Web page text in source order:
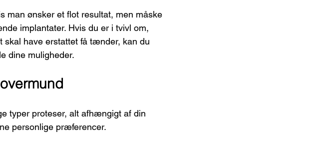
man ønsker et flot resultat, men måske
implantater. Hvis du er i tvivl om,
skal have erstattet få tænder, kan du
dine muligheder.
typer proteser, alt afhængigt af din
personlige præferencer.